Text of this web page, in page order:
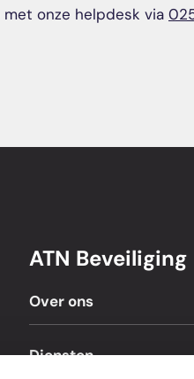
onze helpdesk via
ATN Beveiliging
Over ons
Diensten